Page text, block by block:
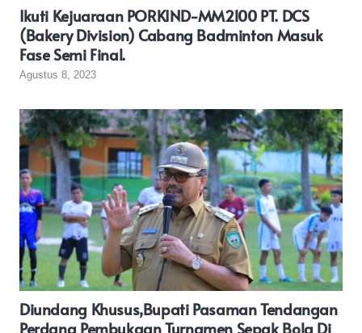
Ikuti Kejuaraan PORKIND-MM2100 PT. DCS
(Bakery Division) Cabang Badminton Masuk
Fase Semi Final.
Agustus 8, 2023
Diundang Khusus,Bupati Pasaman Tendangan
Perdana Pembukaan Turnamen Sepak Bola Di